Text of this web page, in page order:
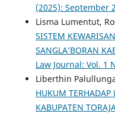
(2025): September
Lisma Lumentut,
SISTEM
SANGLA’BORAN
Law Journal: Vol. 1
Liberthin
HUKUM TERHADAP
KABUPATEN